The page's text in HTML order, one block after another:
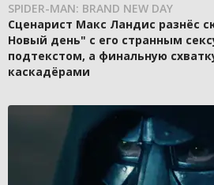
SPIDER-MAN: BRAND NEW DAY
Сценарист Макс Ландис разнёс
Новый день" с его странным
подтекстом, а финальную
каскадёрами